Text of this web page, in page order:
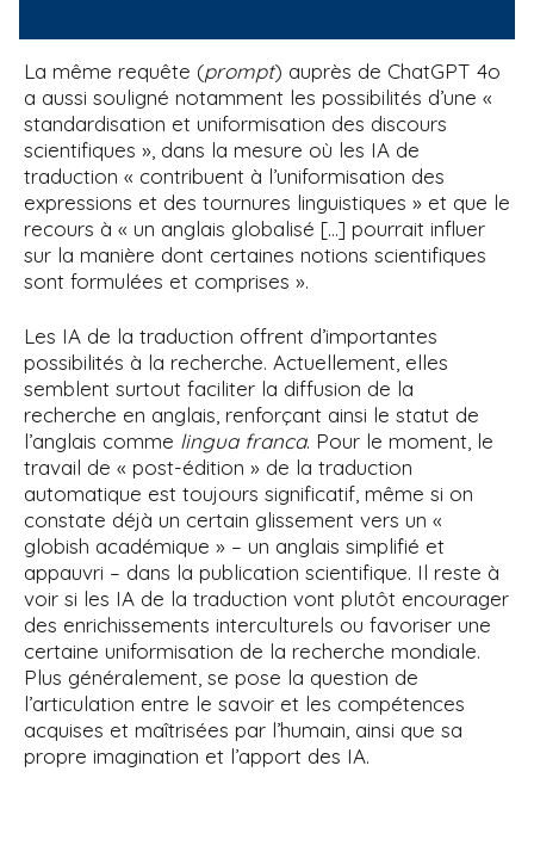
La même requête (prompt) auprès de ChatGPT 4o
a aussi souligné notamment les possibilités d’une «
standardisation et uniformisation des discours
scientifiques », dans la mesure où les IA de
traduction « contribuent à l’uniformisation des
expressions et des tournures linguistiques » et que le
recours à « un anglais globalisé […] pourrait influer
sur la manière dont certaines notions scientifiques
sont formulées et comprises ».
Les IA de la traduction offrent d’importantes
possibilités à la recherche. Actuellement, elles
semblent surtout faciliter la diffusion de la
recherche en anglais, renforçant ainsi le statut de
l’anglais comme lingua franca. Pour le moment, le
travail de « post-édition » de la traduction
automatique est toujours significatif, même si on
constate déjà un certain glissement vers un «
globish académique » – un anglais simplifié et
appauvri – dans la publication scientifique. Il reste à
voir si les IA de la traduction vont plutôt encourager
des enrichissements interculturels ou favoriser une
certaine uniformisation de la recherche mondiale.
Plus généralement, se pose la question de
l’articulation entre le savoir et les compétences
acquises et maîtrisées par l’humain, ainsi que sa
propre imagination et l’apport des IA.